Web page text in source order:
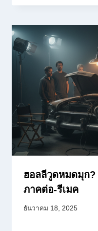
ฮอลลีวูดหมดมุก?
ภาคต่อ-รีเมค
ธันวาคม 18, 2025